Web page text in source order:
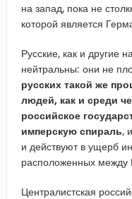
на запад, пока не
которой является
Русские, как и другие
нейтральны: они не
русских такой же
людей, как и среди
российское
имперскую спираль,
и действуют в ущерб
расположенных между
Централистская